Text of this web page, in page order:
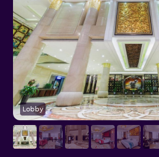
Lobby